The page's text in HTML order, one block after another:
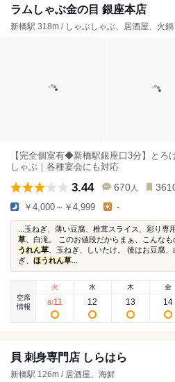
ラムしゃぶ金の目 銀座本店
新橋駅 318m / しゃぶしゃぶ、居酒屋、火鍋
【完全個室有◆新橋駅銀座口3分】とろ
しゃぶ｜各種宴会にも対応
3.44 670 人
￥4,000～￥4,999 -
...玉ねぎ、薄い豆腐、椎茸スライス、彩り専
草 、白滝。 このお値段だからまぁ、こんな
うれん草 、玉ねぎ、しいたけ。 後はお豆腐
ぎ、 ほうれん草
空席
情報
火
8/11
水
12
木
13
金
14
貝 刺身専門店 しらはら
新橋駅 126m / 居酒屋、海鮮